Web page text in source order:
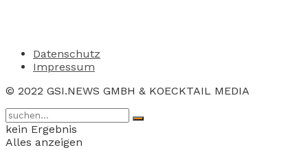
Datenschutz
Impressum
© 2022 GSI.NEWS GMBH & KOECKTAIL MEDIA
kein Ergebnis
Alles anzeigen